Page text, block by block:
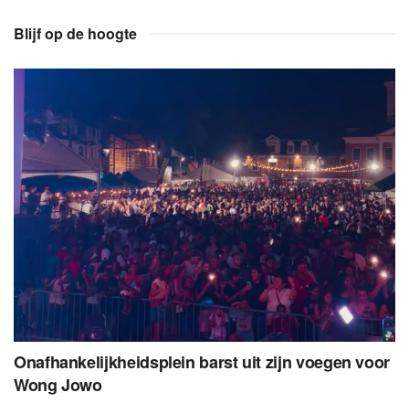
Blijf op de hoogte
Onafhankelijkheidsplein barst uit zijn voegen voor
Wong Jowo